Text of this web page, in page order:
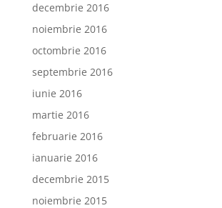
decembrie 2016
noiembrie 2016
octombrie 2016
septembrie 2016
iunie 2016
martie 2016
februarie 2016
ianuarie 2016
decembrie 2015
noiembrie 2015